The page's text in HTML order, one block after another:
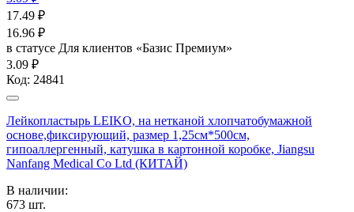
17.49 ₽
16.96 ₽
в статусе Для клиентов «Базис Премиум»
3.09 ₽
Код: 24841
Лейкопластырь LEIKO, на нетканой хлопчатобумажной
основе,фиксирующий, размер 1,25см*500см,
гипоаллергенный, катушка в картонной коробке, Jiangsu
Nanfang Medical Co Ltd (КИТАЙ)
В наличии:
673 шт.